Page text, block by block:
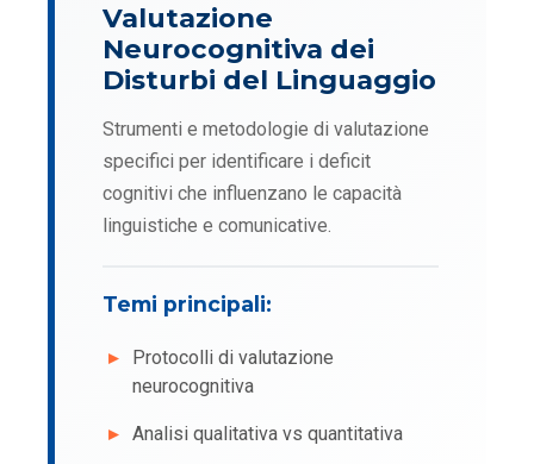
Valutazione
Neurocognitiva dei
Disturbi del Linguaggio
Strumenti e metodologie di valutazione
specifici per identificare i deficit
cognitivi che influenzano le capacità
linguistiche e comunicative.
Temi principali:
Protocolli di valutazione
neurocognitiva
Analisi qualitativa vs quantitativa